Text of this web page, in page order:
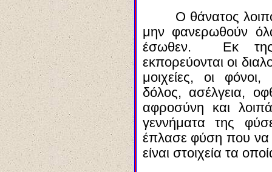
Ο θάνατος
μην φανερωθούν
έσωθεν. Εκ της
εκπορεύονται οι
μοιχείες, οι φόνοι,
δόλος, ασέλγεια,
αφροσύνη και
γεννήματα της
έπλασε φύση που να
είναι στοιχεία τα